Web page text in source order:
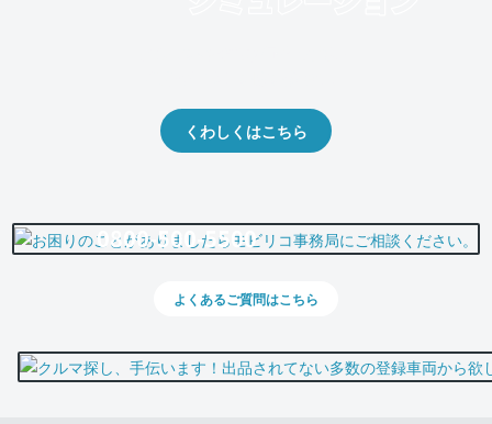
くわしくはこちら
0800-500-5500
よくあるご質問はこちら